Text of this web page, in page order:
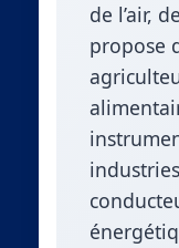
de l’air,
propose